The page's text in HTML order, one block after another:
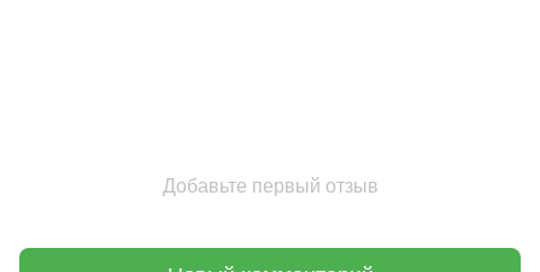
Добавьте первый отзыв